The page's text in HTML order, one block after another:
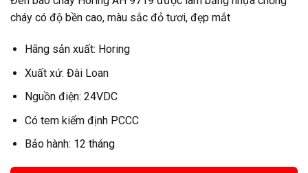
cháy có độ bền cao, màu sắc đỏ tươi, đẹp mắt
Hãng sản xuất: Horing
Xuất xứ: Đài Loan
Nguồn điện: 24VDC
Có tem kiểm định PCCC
Bảo hành: 12 tháng